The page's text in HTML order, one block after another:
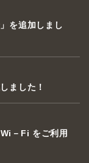
を追加しまし
ました！
－Fi をご利用